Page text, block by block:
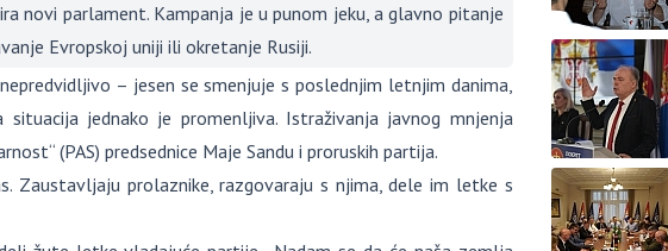
novi parlament. Kampanja je u punom jeku, a glavno pitanje
Evropskoj uniji ili okretanje Rusiji.
– jesen se smenjuje s poslednjim letnjim danima,
jednako je promenljiva. Istraživanja javnog mnjenja
(PAS) predsednice Maje Sandu i proruskih partija.
Zaustavljaju prolaznike, razgovaraju s njima, dele im letke s